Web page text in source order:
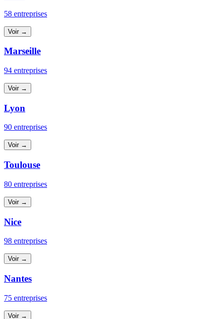
58 entreprises
Voir →
Marseille
94 entreprises
Voir →
Lyon
90 entreprises
Voir →
Toulouse
80 entreprises
Voir →
Nice
98 entreprises
Voir →
Nantes
75 entreprises
Voir →